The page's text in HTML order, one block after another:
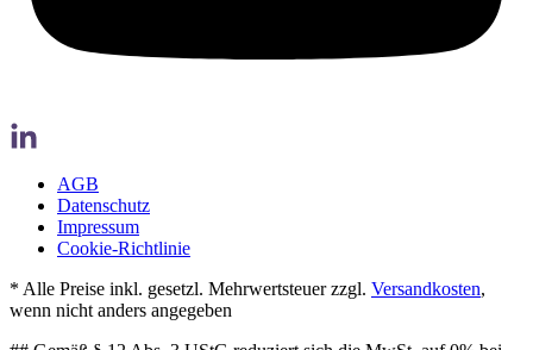
AGB
Datenschutz
Impressum
Cookie-Richtlinie
* Alle Preise inkl. gesetzl. Mehrwertsteuer zzgl. Versandkosten,
wenn nicht anders angegeben